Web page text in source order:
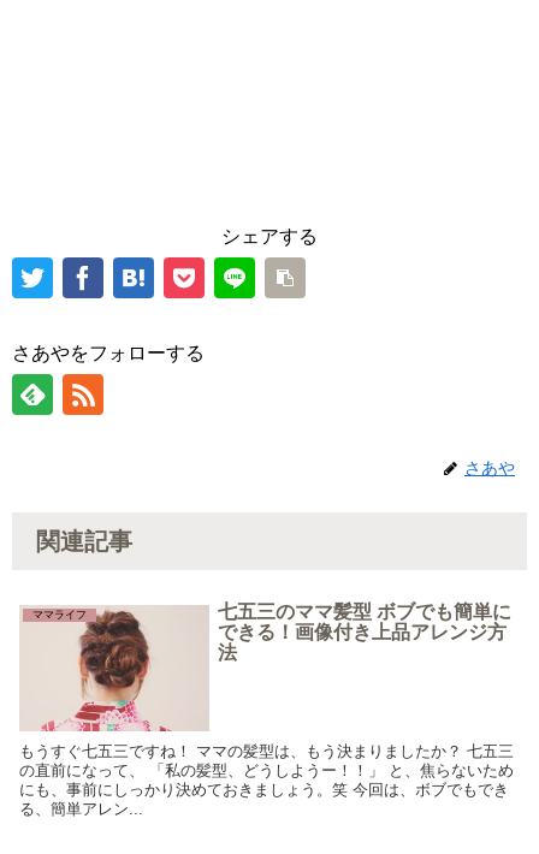
シェアする
さあやをフォローする
さあや
関連記事
ママライフ
七五三のママ髪型 ボブでも簡単に
できる！画像付き上品アレンジ方
法
もうすぐ七五三ですね！ ママの髪型は、もう決まりましたか？ 七五三
の直前になって、 「私の髪型、どうしようー！！」 と、焦らないため
にも、事前にしっかり決めておきましょう。笑 今回は、ボブでもでき
る、簡単アレン...